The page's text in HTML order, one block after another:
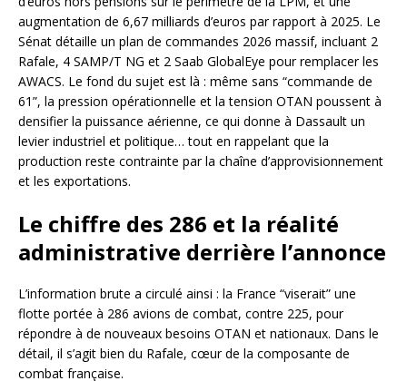
augmentation de 6,67 milliards d’euros par rapport à 2025. Le
Sénat détaille un plan de commandes 2026 massif, incluant 2
Rafale, 4 SAMP/T NG et 2 Saab GlobalEye pour remplacer les
AWACS. Le fond du sujet est là : même sans “commande de
61”, la pression opérationnelle et la tension OTAN poussent à
densifier la puissance aérienne, ce qui donne à Dassault un
levier industriel et politique… tout en rappelant que la
production reste contrainte par la chaîne d’approvisionnement
et les exportations.
Le chiffre des 286 et la réalité
administrative derrière l’annonce
L’information brute a circulé ainsi : la France “viserait” une
flotte portée à 286 avions de combat, contre 225, pour
répondre à de nouveaux besoins OTAN et nationaux. Dans le
détail, il s’agit bien du Rafale, cœur de la composante de
combat française.